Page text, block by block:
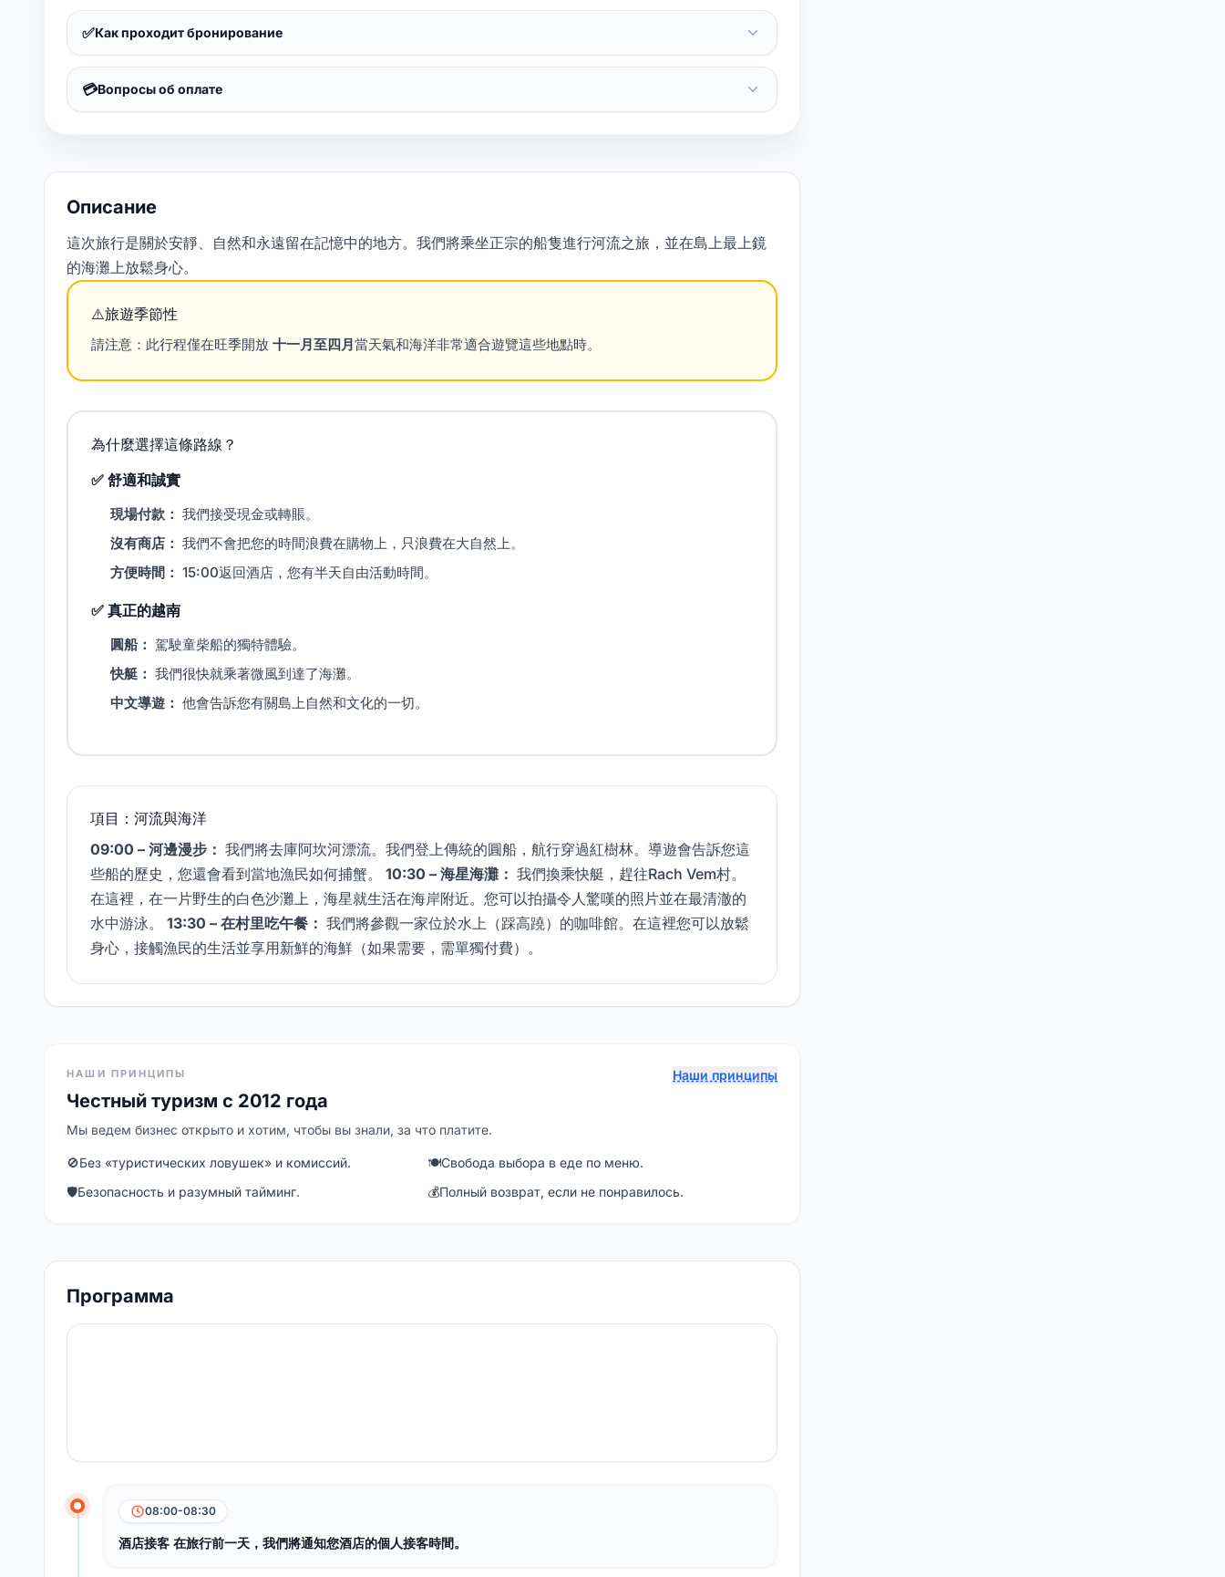
✅Как проходит бронирование
💳Вопросы об оплате
Описание
這次旅行是關於安靜、自然和永遠留在記憶中的地方。我們將乘坐正宗的船隻進行河流之旅，並在島上最上鏡
的海灘上放鬆身心。
⚠️旅遊季節性
請注意：此行程僅在旺季開放 十一月至四月當天氣和海洋非常適合遊覽這些地點時。
為什麼選擇這條路線？
✅ 舒適和誠實
現場付款： 我們接受現金或轉賬。
沒有商店： 我們不會把您的時間浪費在購物上，只浪費在大自然上。
方便時間： 15:00返回酒店，您有半天自由活動時間。
✅ 真正的越南
圓船： 駕駛童柴船的獨特體驗。
快艇： 我們很快就乘著微風到達了海灘。
中文導遊： 他會告訴您有關島上自然和文化的一切。
項目：河流與海洋
09:00 – 河邊漫步： 我們將去庫阿坎河漂流。我們登上傳統的圓船，航行穿過紅樹林。導遊會告訴您這
些船的歷史，您還會看到當地漁民如何捕蟹。 10:30 – 海星海灘： 我們換乘快艇，趕往Rach Vem村。
在這裡，在一片野生的白色沙灘上，海星就生活在海岸附近。您可以拍攝令人驚嘆的照片並在最清澈的
水中游泳。 13:30 – 在村里吃午餐： 我們將參觀一家位於水上（踩高蹺）的咖啡館。在這裡您可以放鬆
身心，接觸漁民的生活並享用新鮮的海鮮（如果需要，需單獨付費）。
НАШИ ПРИНЦИПЫ
Честный туризм с 2012 года
Мы ведем бизнес открыто и хотим, чтобы вы знали, за что платите.
Наши принципы
🚫Без «туристических ловушек» и комиссий. 🍽Свобода выбора в еде по меню.
🛡Безопасность и разумный тайминг. 💰Полный возврат, если не понравилось.
Программа
08:00-08:30
酒店接客 在旅行前一天，我們將通知您酒店的個人接客時間。